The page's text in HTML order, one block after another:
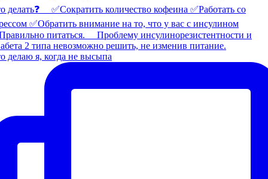
делаю я, когда не высыпа